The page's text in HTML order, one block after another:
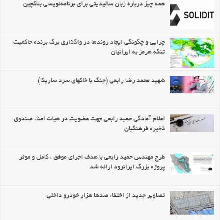
همه چیز درباره زبان سالیدیتی برای برنامه‌نویسی بلاکچین
چرایی و چگونگی ایجاد روندها در واگذاری برگ برنده حاکمیت
تنگه هرمز به ایرانیان
شهید محمد رضا رابعی (جنگ با خاکهای سرد ساریکا)
اعلام آمادگی حمید رابعی جهت عضویت در هیات امناء صندوق
ذخیره فرهنگیان
طرح مهندس حمید رابعی با هدف اجرای موفق ، کامل و موثر
پروژه بزرگ ایرانرود ارائه شد
تصاویر جدید از اختفاء صدها هزار خودرو داخلی